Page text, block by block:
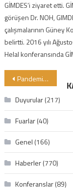
GİMDES’i ziyaret etti.
görüşen Dr. NOH,
çalışmalarının Güney
belirtti. 2016 yılı
Helal konferansında
Yazı
Pandemi sebebiyle denetimi kabul etmeyen firmaların sertifikaları denetim yapılana kadar askıya alınmalı
Duyurular(217)
Fuarlar(40)
Genel (166)
Haberler(770)
Konferanslar(89)